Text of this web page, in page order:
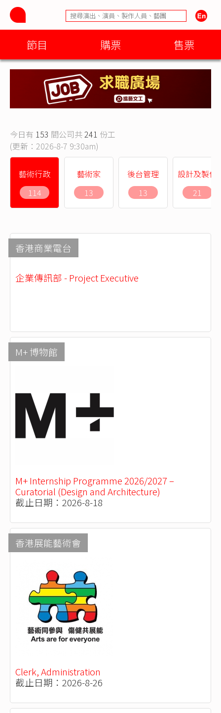
節目 購票 售票
今日有 153 間公司共241 份工
(更新：2026-8-7 9:30am)
藝術行政
114
藝術家
13
後台管理
13
設計及製作
21
香港商業電台
企業傳訊部 - Project Executive
M+ 博物館
M+ Internship Programme 2026/2027 –
Curatorial (Design and Architecture)
截止日期：2026-8-18
香港展能藝術會
Clerk, Administration
截止日期：2026-8-26